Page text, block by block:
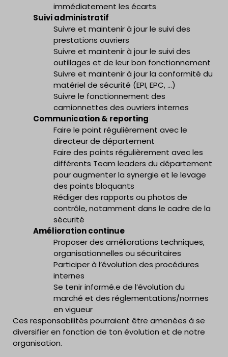
immédiatement les écarts
Suivi administratif
Suivre et maintenir à jour le suivi des
prestations ouvriers
Suivre et maintenir à jour le suivi des
outillages et de leur bon fonctionnement
Suivre et maintenir à jour la conformité du
matériel de sécurité (EPI, EPC, …)
Suivre le fonctionnement des
camionnettes des ouvriers internes
Communication & reporting
Faire le point régulièrement avec le
directeur de département
Faire des points régulièrement avec les
différents Team leaders du département
pour augmenter la synergie et le levage
des points bloquants
Rédiger des rapports ou photos de
contrôle, notamment dans le cadre de la
sécurité
Amélioration continue
Proposer des améliorations techniques,
organisationnelles ou sécuritaires
Participer à l’évolution des procédures
internes
Se tenir informé.e de l’évolution du
marché et des réglementations/normes
en vigueur
Ces responsabilités pourraient être amenées à se
diversifier en fonction de ton évolution et de notre
organisation.